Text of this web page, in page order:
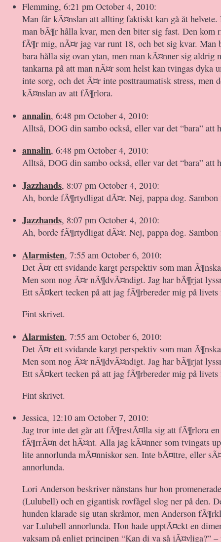
Flemming, 6:21 pm October 4, 2010:
Man får kÃ¤nslan att allting faktiskt kan gå åt
man bÃ¶r hålla kvar, men den biter sig fast. Den
fÃ¶r mig, nÃ¤r jag var runt 18, och bet sig kvar. Man
bara hålla sig ovan ytan, men man kÃ¤nner sig aldrig
tankarna på att man nÃ¤r som helst kan tvingas dyka
inte sorg, och det Ã¤r inte posttraumatisk stress, men
kÃ¤nslan av att fÃ¶rlora.
annalin, 6:48 pm October 4, 2010:
Alltså, DOG din sambo också, eller var det “bara” att
annalin, 6:48 pm October 4, 2010:
Alltså, DOG din sambo också, eller var det “bara” att
Jazzhands, 8:07 pm October 4, 2010:
Ah, borde fÃ¶rtydligat dÃ¤r. Nej, pappa dog.
Jazzhands, 8:07 pm October 4, 2010:
Ah, borde fÃ¶rtydligat dÃ¤r. Nej, pappa dog.
Alarmisten, 7:55 am October 6, 2010:
Det Ã¤r ett svidande kargt perspektiv som man
Men som nog Ã¤r nÃ¶dvÃ¤ndigt. Jag har bÃ¶rjat
Ett sÃ¤kert tecken på att jag fÃ¶rbereder mig på
Fint skrivet.
Alarmisten, 7:55 am October 6, 2010:
Det Ã¤r ett svidande kargt perspektiv som man
Men som nog Ã¤r nÃ¶dvÃ¤ndigt. Jag har bÃ¶rjat
Ett sÃ¤kert tecken på att jag fÃ¶rbereder mig på
Fint skrivet.
Jessica, 12:10 am October 7, 2010:
Jag tror inte det går att fÃ¶restÃ¤lla sig att fÃ¶rlora
fÃ¶rrÃ¤n det hÃ¤nt. Alla jag kÃ¤nner som tvingats
lite annorlunda mÃ¤nniskor sen. Inte bÃ¤ttre, eller
annorlunda.
Lori Anderson beskriver nånstans hur hon
(Lulubell) och en gigantisk rovfågel slog ner på den.
hunden klarade sig utan skråmor, men Anderson
var Lulubell annorlunda. Hon hade upptÃ¤ckt en
vaksam på enligt principen “Kan di va så jÃ¤vliga?” –